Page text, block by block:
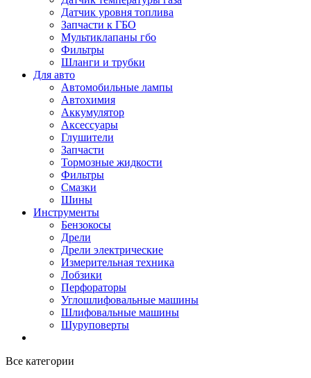
Датчик уровня топлива
Запчасти к ГБО
Мультиклапаны гбо
Фильтры
Шланги и трубки
Для авто
Автомобильные лампы
Автохимия
Аккумулятор
Аксессуары
Глушители
Запчасти
Тормозные жидкости
Фильтры
Смазки
Шины
Инструменты
Бензокосы
Дрели
Дрели электрические
Измерительная техника
Лобзики
Перфораторы
Углошлифовальные машины
Шлифовальные машины
Шуруповерты
Все категории